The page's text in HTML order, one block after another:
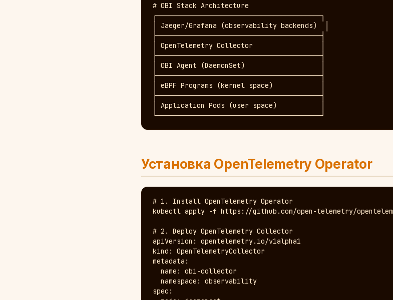
# OBI Stack Architecture
┌─────────────────────────────────────────┐
│ Jaeger/Grafana (observability backends)  │
├─────────────────────────────────────────┤
│ OpenTelemetry Collector                 │
├─────────────────────────────────────────┤
│ OBI Agent (DaemonSet)                   │
├─────────────────────────────────────────┤
│ eBPF Programs (kernel space)            │
├─────────────────────────────────────────┤
│ Application Pods (user space)           │
└─────────────────────────────────────────┘
Установка OpenTelemetry Operator
# 1. Install OpenTelemetry Operator
kubectl apply -f https://github.com/open-telemetry/
# 2. Deploy OpenTelemetry Collector
apiVersion: opentelemetry.io/v1alpha1
kind: OpenTelemetryCollector
metadata:
  name: obi-collector
  namespace: observability
spec: